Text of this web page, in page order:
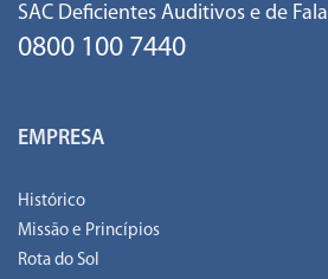
SAC Deficientes Auditivos e de Fala
0800 100 7440
EMPRESA
Histórico
Missão e Princípios
Rota do Sol